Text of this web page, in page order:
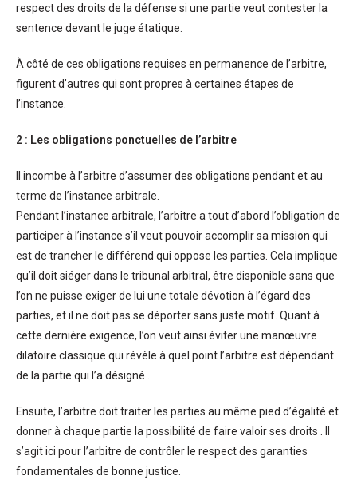
respect des droits de la défense si une partie veut contester la
sentence devant le juge étatique.
À côté de ces obligations requises en permanence de l’arbitre,
figurent d’autres qui sont propres à certaines étapes de
l’instance.
2 : Les obligations ponctuelles de l’arbitre
Il incombe à l’arbitre d’assumer des obligations pendant et au
terme de l’instance arbitrale.
Pendant l’instance arbitrale, l’arbitre a tout d’abord l’obligation de
participer à l’instance s’il veut pouvoir accomplir sa mission qui
est de trancher le différend qui oppose les parties. Cela implique
qu’il doit siéger dans le tribunal arbitral, être disponible sans que
l’on ne puisse exiger de lui une totale dévotion à l’égard des
parties, et il ne doit pas se déporter sans juste motif. Quant à
cette dernière exigence, l’on veut ainsi éviter une manœuvre
dilatoire classique qui révèle à quel point l’arbitre est dépendant
de la partie qui l’a désigné .
Ensuite, l’arbitre doit traiter les parties au même pied d’égalité et
donner à chaque partie la possibilité de faire valoir ses droits . Il
s’agit ici pour l’arbitre de contrôler le respect des garanties
fondamentales de bonne justice.